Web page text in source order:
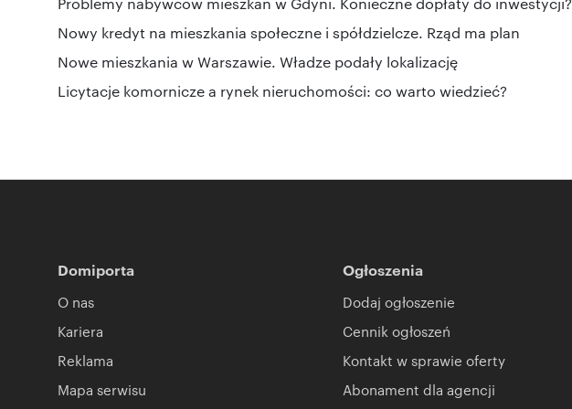
Nowy kredyt na mieszkania społeczne i spółdzielcze. Rząd ma plan
Nowe mieszkania w Warszawie. Władze podały lokalizację
Licytacje komornicze a rynek nieruchomości: co warto wiedzieć?
Domiporta
O nas
Kariera
Reklama
Mapa serwisu
Ogłoszenia
Dodaj ogłoszenie
Cennik ogłoszeń
Kontakt w sprawie oferty
Abonament dla agencji